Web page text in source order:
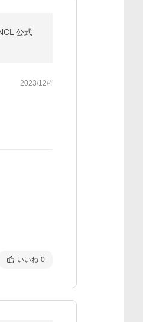
公式
2023/12/4
いいね 0